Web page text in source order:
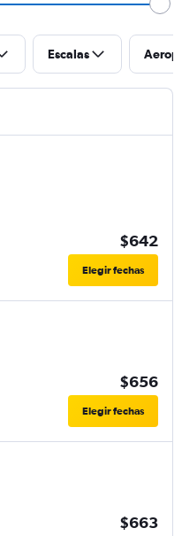
Escalas
$642
Elegir fechas
$656
Elegir fechas
$663